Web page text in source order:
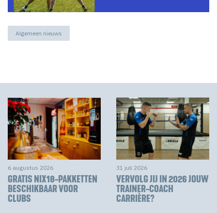
Algemeen nieuws
6 augustus 2026
GRATIS NIX18-PAKKETTEN
BESCHIKBAAR VOOR
CLUBS
31 juli 2026
VERVOLG JIJ IN 2026 JOUW
TRAINER-COACH
CARRIÈRE?